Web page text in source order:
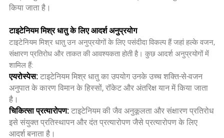
किया जाता है।
टाइटेनियम मिश्र धातु के लिए आदर्श अनुप्रयोग
टाइटेनियम मिश्र धातु उन अनुप्रयोगों के लिए पसंदीदा विकल्प हैं जहां हल्के वजन,
संक्षारण प्रतिरोध और ताकत की आवश्यकता होती है। कुछ आदर्श अनुप्रयोगों में
शामिल हैं:
एयरोस्पेस:टाइटेनियम मिश्र धातु का उपयोग उनके उच्च शक्ति-से-वजन
अनुपात के कारण विमान के हिस्सों, रॉकेट और अंतरिक्ष यान में किया जाता
है।
चिकित्सा प्रत्यारोपण:टाइटेनियम की जैव अनुकूलता और संक्षारण प्रतिरोध
इसे संयुक्त प्रतिस्थापन और दंत प्रत्यारोपण जैसे प्रत्यारोपण के लिए
आदर्श बनाता है।